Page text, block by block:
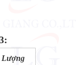
:
Lượng